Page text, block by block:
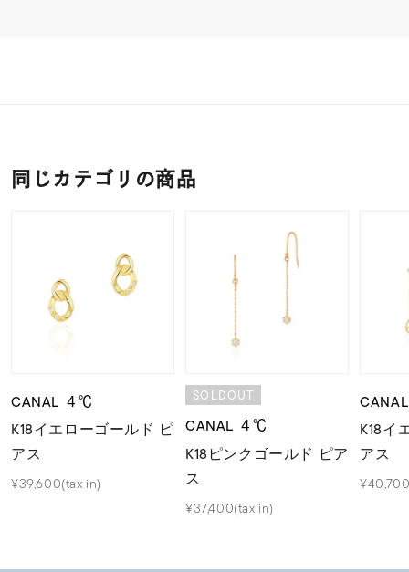
同じカテゴリの商品
CANAL ４℃
K18イエローゴールド ピ
アス
¥39,600(tax in)
SOLDOUT
CANAL ４℃
K18ピンクゴールド ピア
ス
¥37,400(tax in)
K18イ
アス